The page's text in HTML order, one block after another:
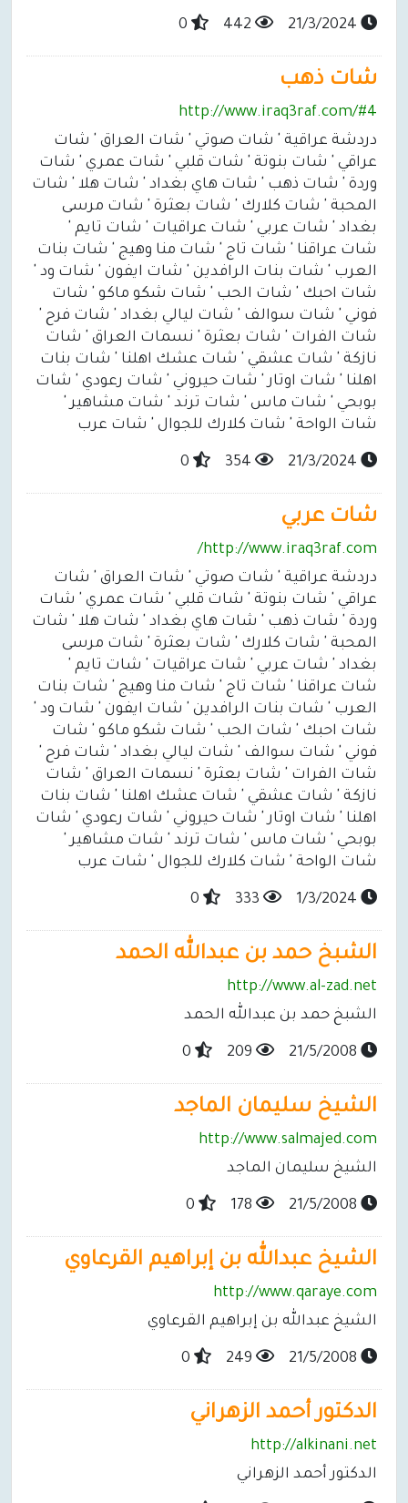
شات ذهب
http://www.iraq3raf.com/#4
دردشة عراقية ' شات صوتي ' شات العراق ' شات
عراقي ' شات بنوتة ' شات قلبي ' شات عمري ' شات
وردة ' شات ذهب ' شات هاي بغداد ' شات هلا ' شات
المحبة ' شات كلارك ' شات بعثرة ' شات مرسى
بغداد ' شات عربي ' شات عراقيات ' شات تايم '
شات عراقنا ' شات تاج ' شات منا وهيج ' شات بنات
العرب ' شات بنات الرافدين ' شات ايفون ' شات ود '
شات احبك ' شات الحب ' شات شكو ماكو ' شات
فوني ' شات سوالف ' شات ليالي بغداد ' شات فرح '
شات الفرات ' شات بعثرة ' نسمات العراق ' شات
نازكة ' شات عشقي ' شات عشك اهلنا ' شات بنات
اهلنا ' شات اوتار ' شات حيروني ' شات رعودي ' شات
بوبحي ' شات ماس ' شات ترند ' شات مشاهير '
شات الواحة ' شات كلارك للجوال ' شات عرب
شات عربي
http://www.iraq3raf.com/
دردشة عراقية ' شات صوتي ' شات العراق ' شات
عراقي ' شات بنوتة ' شات قلبي ' شات عمري ' شات
وردة ' شات ذهب ' شات هاي بغداد ' شات هلا ' شات
المحبة ' شات كلارك ' شات بعثرة ' شات مرسى
بغداد ' شات عربي ' شات عراقيات ' شات تايم '
شات عراقنا ' شات تاج ' شات منا وهيج ' شات بنات
العرب ' شات بنات الرافدين ' شات ايفون ' شات ود '
شات احبك ' شات الحب ' شات شكو ماكو ' شات
فوني ' شات سوالف ' شات ليالي بغداد ' شات فرح '
شات الفرات ' شات بعثرة ' نسمات العراق ' شات
نازكة ' شات عشقي ' شات عشك اهلنا ' شات بنات
اهلنا ' شات اوتار ' شات حيروني ' شات رعودي ' شات
بوبحي ' شات ماس ' شات ترند ' شات مشاهير '
شات الواحة ' شات كلارك للجوال ' شات عرب
الشبخ حمد بن عبدالله الحمد
http://www.al-zad.net
الشبخ حمد بن عبدالله الحمد
الشيخ سليمان الماجد
http://www.salmajed.com
الشيخ سليمان الماجد
الشيخ عبدالله بن إبراهيم القرعاوي
http://www.qaraye.com
الشيخ عبدالله بن إبراهيم القرعاوي
الدكتور أحمد الزهراني
http://alkinani.net
الدكتور أحمد الزهراني